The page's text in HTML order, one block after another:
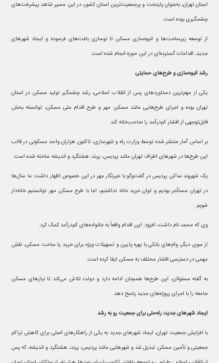
استان تهران، به‌عنوان پایتخت و پرجمعیت‌ترین استان کشور، در این مسیر شاهد پیشرفت‌های
چشمگیری بوده است.
از توسعه زیرساخت‌ها و انبوه‌سازی مسکن تا نوسازی بافت‌های فرسوده و ایجاد شهرهای
جدید، اقدامات گسترده‌ای در این حوزه انجام شده است.
رشد انبوه‌سازی و طرح‌های حمایتی
یکی از مهم‌ترین دستاوردهای پس از انقلاب اسلامی، رشد چشمگیر تولید مسکن در استان
تهران بوده و اجرای طرح‌هایی مانند مسکن مهر و طرح اقدام ملی مسکن، توانسته بخش
قابل‌توجهی از اقشار کم‌درآمد را صاحب‌خانه کند.
بر اساس آمار منتشر شده توسط وزارت راه و شهرسازی، تاکنون هزاران واحد مسکونی در قالب
این طرح‌ها در شهرهای اطراف تهران مانند پردیس، پرند، هشتگرد و اندیشه ساخته شده است.
یک شهروند ساکن پردیس در گفت‌وگو با خبرنگار مهر در این خصوص اظهار داشت: ما سال‌ها
در تهران مستأجر بودیم و توان خرید خانه نداشتیم، اما با طرح مسکن مهر توانستیم خانه‌دار
شویم.
وی که محمد نام داشت، افزود: این اقدام واقعاً به خانواده‌های کم‌درآمد کمک کرد.
از سوی دیگر، وام‌های بانکی با بهره پایین و تسهیلات ویژه برای خرید یا ساخت مسکن، نقش
مهمی در دسترسی اقشار مختلف به مسکن ایفا کرده است.
به گفته مسئولان، این طرح‌ها همچنان ادامه دارد و دولت تلاش می‌کند تا نیازهای مسکن
جامعه را با اجرای پروژه‌های جدید پاسخ دهد.
ایجاد شهرهای جدید؛ راه‌حلی برای جمعیت رو به رشد
با افزایش جمعیت تهران، ایجاد شهرهای جدید به یکی از راهکارهای اصلی برای کاهش تراکم
جمعیتی و تأمین مسکن تبدیل شد و شهرهایی مانند پردیس، پرند، هشتگرد و اندیشه، که پس